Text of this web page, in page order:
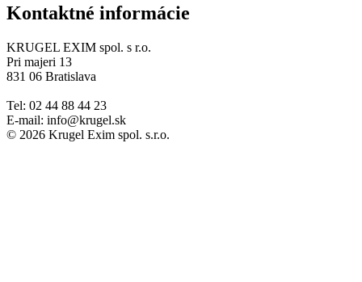
Kontaktné informácie
KRUGEL EXIM spol. s r.o.
Pri majeri 13
831 06 Bratislava
Tel: 02 44 88 44 23
E-mail: info@krugel.sk
© 2026 Krugel Exim spol. s.r.o.